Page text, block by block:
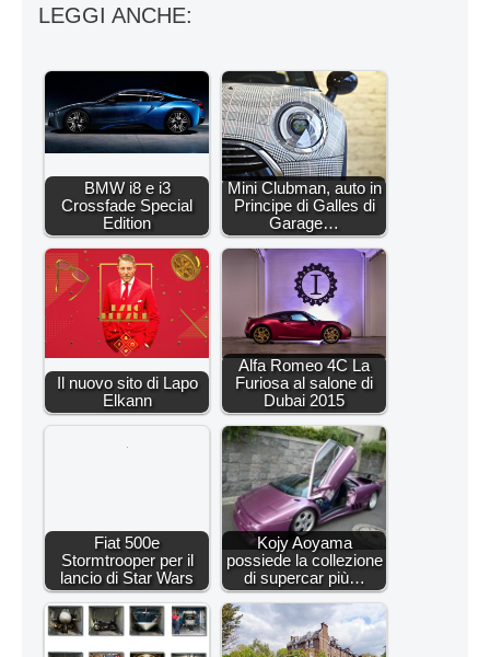
LEGGI ANCHE:
BMW i8 e i3
Crossfade Special
Edition
Mini Clubman, auto in
Principe di Galles di
Garage…
Il nuovo sito di Lapo
Elkann
Alfa Romeo 4C La
Furiosa al salone di
Dubai 2015
Fiat 500e
Stormtrooper per il
lancio di Star Wars
Kojy Aoyama
possiede la collezione
di supercar più…